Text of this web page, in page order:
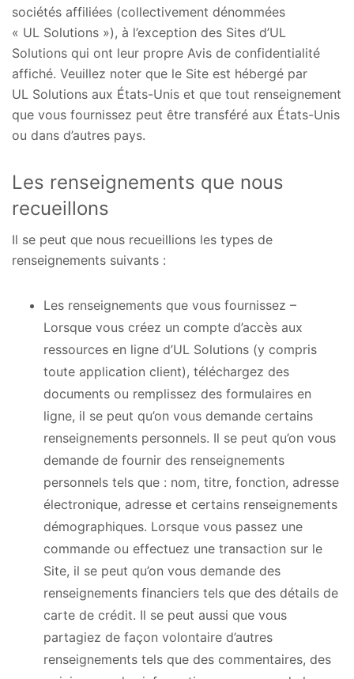
sociétés affiliées (collectivement dénommées
« UL Solutions »), à l’exception des Sites d’UL
Solutions qui ont leur propre Avis de confidentialité
affiché. Veuillez noter que le Site est hébergé par
UL Solutions aux États-Unis et que tout renseignement
que vous fournissez peut être transféré aux États-Unis
ou dans d’autres pays.
Les renseignements que nous
recueillons
Il se peut que nous recueillions les types de
renseignements suivants :
Les renseignements que vous fournissez –
Lorsque vous créez un compte d’accès aux
ressources en ligne d’UL Solutions (y compris
toute application client), téléchargez des
documents ou remplissez des formulaires en
ligne, il se peut qu’on vous demande certains
renseignements personnels. Il se peut qu’on vous
demande de fournir des renseignements
personnels tels que : nom, titre, fonction, adresse
électronique, adresse et certains renseignements
démographiques. Lorsque vous passez une
commande ou effectuez une transaction sur le
Site, il se peut qu’on vous demande des
renseignements financiers tels que des détails de
carte de crédit. Il se peut aussi que vous
partagiez de façon volontaire d’autres
renseignements tels que des commentaires, des